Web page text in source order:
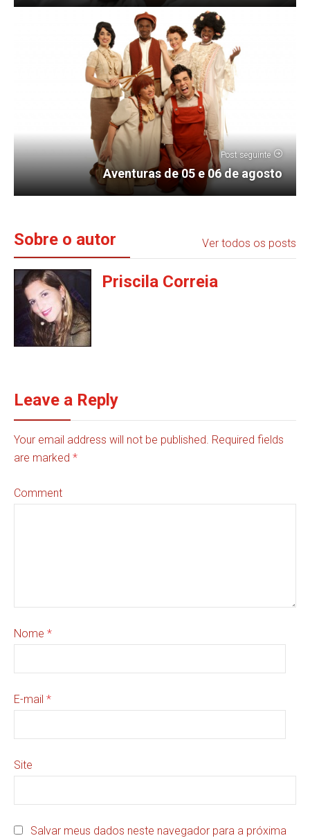
Post seguinte
Aventuras de 05 e 06 de agosto
Sobre o autor Ver todos os posts
Priscila Correia
Leave a Reply
Your email address will not be published. Required fields
are marked *
Comment
Nome *
E-mail *
Site
Salvar meus dados neste navegador para a próxima